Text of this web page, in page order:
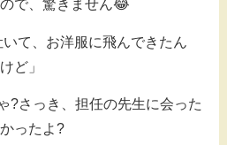
で、驚きません😂
いて、お洋服に飛んできたん
ど」
?さっき、担任の先生に会った
ったよ?